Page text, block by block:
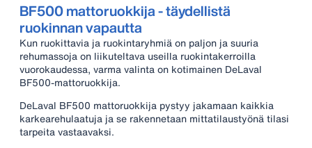
BF500 mattoruokkija - täydellistä
ruokinnan vapautta
Kun ruokittavia ja ruokintaryhmiä on paljon ja suuria
rehumassoja on liikuteltava useilla ruokintakerroilla
vuorokaudessa, varma valinta on kotimainen DeLaval
BF500-mattoruokkija.
DeLaval BF500 mattoruokkija pystyy jakamaan kaikkia
karkearehulaatuja ja se rakennetaan mittatilaustyönä tilasi
tarpeita vastaavaksi.